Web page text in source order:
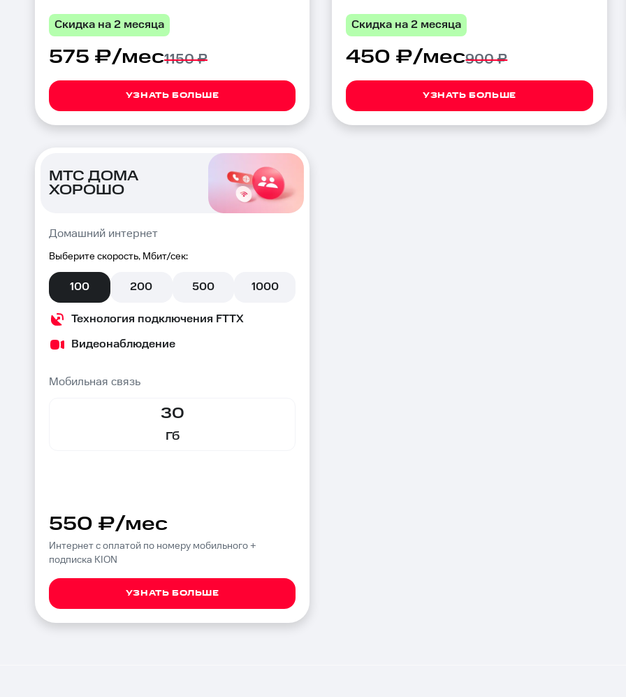
Скидка на 2 месяца
575 ₽/мес1150 ₽
УЗНАТЬ БОЛЬШЕ
Скидка на 2 месяца
450 ₽/мес900 ₽
УЗНАТЬ БОЛЬШЕ
МТС ДОМА
ХОРОШО
Домашний интернет
Выберите скорость, Мбит/сек:
100 200 500 1000
Технология подключения FTTX
Видеонаблюдение
Мобильная связь
30
Гб
550 ₽/мес
Интернет с оплатой по номеру мобильного +
подписка KION
УЗНАТЬ БОЛЬШЕ